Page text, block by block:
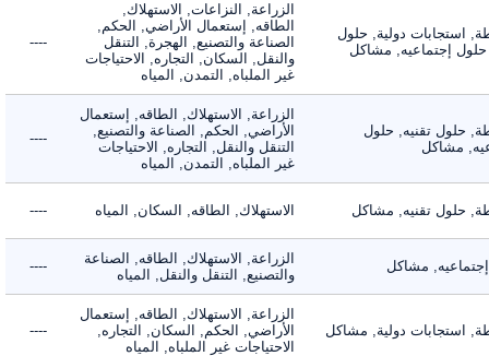
استجابات دولية, حلول
إجتماعيه, مشاكل
الزراعة, النزاعات, الاستهلاك,
الطاقه, إستعمال الأراضي, الحكم,
الصناعة والتصنيع, الهجرة, التنقل
والنقل, السكان, التجاره, الاحتياجات
غير الملباه, التمدن, المياه
----
حلول تقنيه, حلول
مشاكل
الزراعة, الاستهلاك, الطاقه, إستعمال
الأراضي, الحكم, الصناعة والتصنيع,
التنقل والنقل, التجاره, الاحتياجات
غير الملباه, التمدن, المياه
----
حلول تقنيه, مشاكل الاستهلاك, الطاقه, السكان, المياه ----
مشاكل
الزراعة, الاستهلاك, الطاقه, الصناعة
والتصنيع, التنقل والنقل, المياه
----
استجابات دولية, مشاكل
الزراعة, الاستهلاك, الطاقه, إستعمال
الأراضي, الحكم, السكان, التجاره,
الاحتياجات غير الملباه, المياه
----